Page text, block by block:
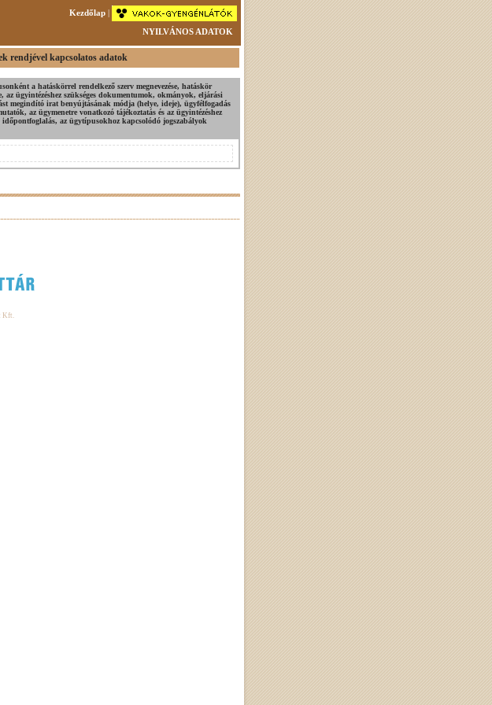
Kezdőlap |
NYILVÁNOS ADATOK
rendjével kapcsolatos adatok
a hatáskörrel rendelkező szerv megnevezése, hatáskör
az ügyintézéshez szükséges dokumentumok, okmányok, eljárási
megindító irat benyújtásának módja (helye, ideje), ügyfélfogadás
az ügymenetre vonatkozó tájékoztatás és az ügyintézéshez
az ügytípusokhoz kapcsolódó jogszabályok
Kft.